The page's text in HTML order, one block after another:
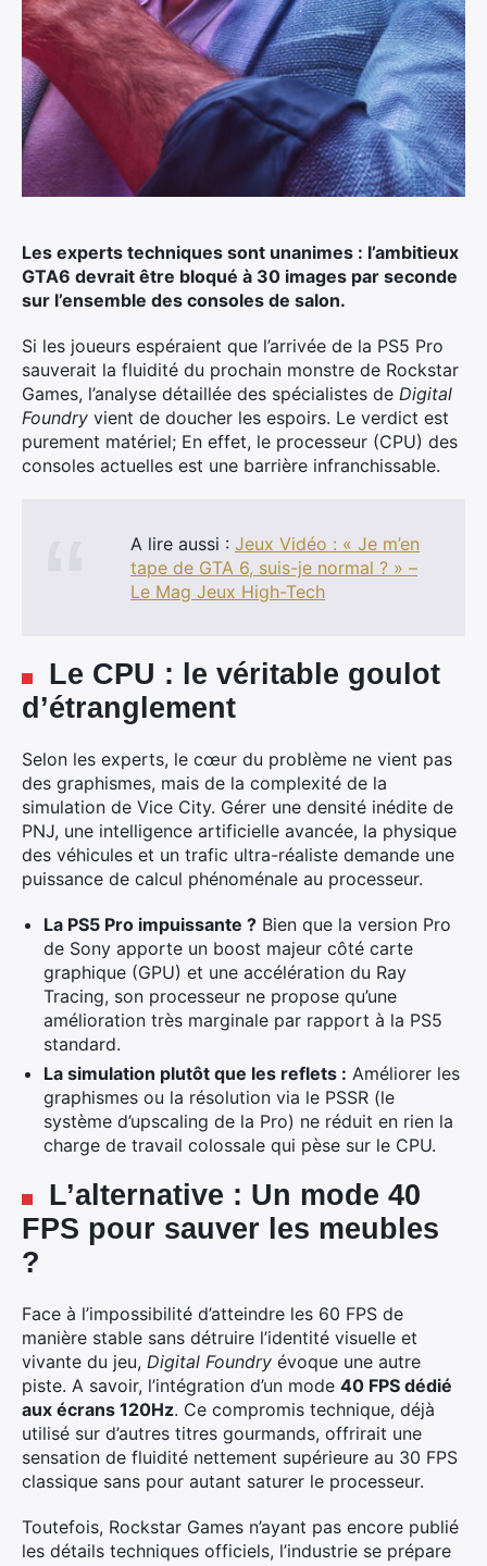
Les experts techniques sont unanimes : l’ambitieux
GTA6 devrait être bloqué à 30 images par seconde
sur l’ensemble des consoles de salon.
Si les joueurs espéraient que l’arrivée de la PS5 Pro
sauverait la fluidité du prochain monstre de Rockstar
Games, l’analyse détaillée des spécialistes de Digital
Foundry vient de doucher les espoirs. Le verdict est
purement matériel; En effet, le processeur (CPU) des
consoles actuelles est une barrière infranchissable.
A lire aussi : Jeux Vidéo : « Je m’en
tape de GTA 6, suis-je normal ? » –
Le Mag Jeux High-Tech
Le CPU : le véritable goulot
d’étranglement
Selon les experts, le cœur du problème ne vient pas
des graphismes, mais de la complexité de la
simulation de Vice City. Gérer une densité inédite de
PNJ, une intelligence artificielle avancée, la physique
des véhicules et un trafic ultra-réaliste demande une
puissance de calcul phénoménale au processeur.
La PS5 Pro impuissante ? Bien que la version Pro
de Sony apporte un boost majeur côté carte
graphique (GPU) et une accélération du Ray
Tracing, son processeur ne propose qu’une
amélioration très marginale par rapport à la PS5
standard.
La simulation plutôt que les reflets : Améliorer les
graphismes ou la résolution via le PSSR (le
système d’upscaling de la Pro) ne réduit en rien la
charge de travail colossale qui pèse sur le CPU.
L’alternative : Un mode 40
FPS pour sauver les meubles
?
Face à l’impossibilité d’atteindre les 60 FPS de
manière stable sans détruire l’identité visuelle et
vivante du jeu, Digital Foundry évoque une autre
piste. A savoir, l’intégration d’un mode 40 FPS dédié
aux écrans 120Hz. Ce compromis technique, déjà
utilisé sur d’autres titres gourmands, offrirait une
sensation de fluidité nettement supérieure au 30 FPS
classique sans pour autant saturer le processeur.
Toutefois, Rockstar Games n’ayant pas encore publié
les détails techniques officiels, l’industrie se prépare